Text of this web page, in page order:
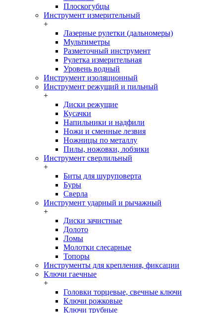
Плоскогубцы
Инструмент измерительный
+
Лазерные рулетки (дальномеры)
Мультиметры
Разметочный инструмент
Рулетка измерительная
Уровень водный
Инструмент изоляционный
Инструмент режущий и пильный
+
Диски режущие
Кусачки
Напильники и надфили
Ножи и сменные лезвия
Ножницы по металлу
Пилы, ножовки, лобзики
Инструмент сверлильный
+
Биты для шуруповерта
Буры
Сверла
Инструмент ударный и рычажный
+
Диски зачистные
Долото
Ломы
Молотки слесарные
Топоры
Инструменты для крепления, фиксации
Ключи гаечные
+
Головки торцевые, свечные ключи
Ключи рожковые
Ключи трубные